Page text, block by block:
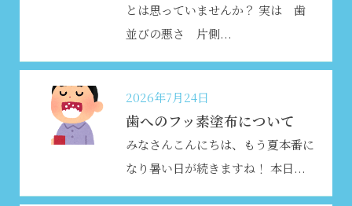
とは思っていませんか？ 実は 歯
並びの悪さ 片側...
2026年7月24日
歯へのフッ素塗布について
みなさんこんにちは、もう夏本番に
なり暑い日が続きますね ！ 本日...